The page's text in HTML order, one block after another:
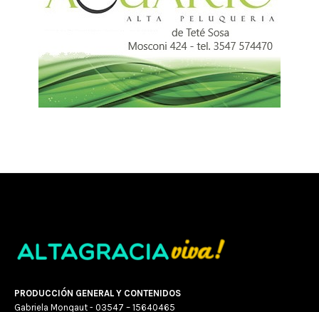
PRODUCCIÓN GENERAL Y CONTENIDOS
Gabriela Monqaut - 03547 – 15640465